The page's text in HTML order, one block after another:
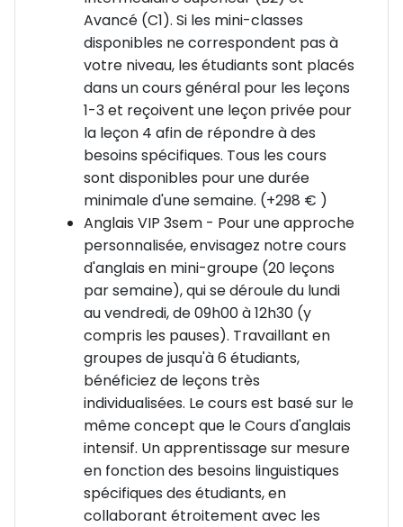
Avancé (C1). Si les mini-classes
disponibles ne correspondent pas à
votre niveau, les étudiants sont placés
dans un cours général pour les leçons
1-3 et reçoivent une leçon privée pour
la leçon 4 afin de répondre à des
besoins spécifiques. Tous les cours
sont disponibles pour une durée
minimale d'une semaine. (+298 € )
Anglais VIP 3sem - Pour une approche
personnalisée, envisagez notre cours
d'anglais en mini-groupe (20 leçons
par semaine), qui se déroule du lundi
au vendredi, de 09h00 à 12h30 (y
compris les pauses). Travaillant en
groupes de jusqu'à 6 étudiants,
bénéficiez de leçons très
individualisées. Le cours est basé sur le
même concept que le Cours d'anglais
intensif. Un apprentissage sur mesure
en fonction des besoins linguistiques
spécifiques des étudiants, en
collaborant étroitement avec les